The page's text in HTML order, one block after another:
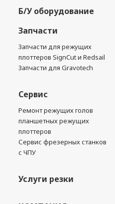
Б/У оборудование
Запчасти
Запчасти для режущих
плоттеров SignCut и Redsail
Запчасти для Gravotech
Сервис
Ремонт режущих голов
планшетных режущих
плоттеров
Сервис фрезерных станков
с ЧПУ
Услуги резки